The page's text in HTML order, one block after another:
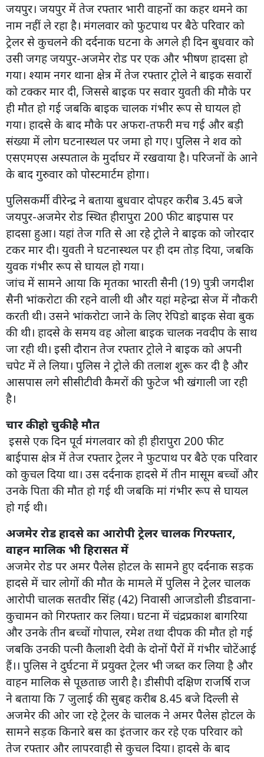
जयपुर। जयपुर में तेज रफ्तार भारी वाहनों का कहर थमने का
नाम नहीं ले रहा है। मंगलवार को फुटपाथ पर बैठे परिवार को
ट्रेलर से कुचलने की दर्दनाक घटना के अगले ही दिन बुधवार को
उसी जगह जयपुर-अजमेर रोड पर एक और भीषण हादसा हो
गया। श्याम नगर थाना क्षेत्र में तेज रफ्तार ट्रोले ने बाइक सवारों
को टक्कर मार दी, जिससे बाइक पर सवार युवती की मौके पर
ही मौत हो गई जबकि बाइक चालक गंभीर रूप से घायल हो
गया। हादसे के बाद मौके पर अफरा-तफरी मच गई और बड़ी
संख्या में लोग घटनास्थल पर जमा हो गए। पुलिस ने शव को
एसएमएस अस्पताल के मुर्दाघर में रखवाया है। परिजनों के आने
के बाद गुरुवार को पोस्टमार्टम होगा।
पुलिसकर्मी वीरेन्द्र ने बताया बुधवार दोपहर करीब 3.45 बजे
जयपुर-अजमेर रोड स्थित हीरापुरा 200 फीट बाइपास पर
हादसा हुआ। यहां तेज गति से आ रहे ट्रोले ने बाइक को जोरदार
टकर मार दी। युवती ने घटनास्थल पर ही दम तोड़ दिया, जबकि
युवक गंभीर रूप से घायल हो गया।
जांच में सामने आया कि मृतका भारती सैनी (19) पुत्री जगदीश
सैनी भांकरोटा की रहने वाली थी और यहां महेन्द्रा सेज में नौकरी
करती थी। उसने भांकरोटा जाने के लिए रेपिडो बाइक सेवा बुक
की थी। हादसे के समय वह ओला बाइक चालक नवदीप के साथ
जा रही थी। इसी दौरान तेज रफ्तार ट्रोले ने बाइक को अपनी
चपेट में ले लिया। पुलिस ने ट्रोले की तलाश शुरू कर दी है और
आसपास लगे सीसीटीवी कैमरों की फुटेज भी खंगाली जा रही
है।
चार की हो चुकी है मौत
इससे एक दिन पूर्व मंगलवार को ही हीरापुरा 200 फीट
बाईपास क्षेत्र में तेज रफ्तार ट्रेलर ने फुटपाथ पर बैठे एक परिवार
को कुचल दिया था। उस दर्दनाक हादसे में तीन मासूम बच्चों और
उनके पिता की मौत हो गई थी जबकि मां गंभीर रूप से घायल
हो गई थी।
अजमेर रोड हादसे का आरोपी ट्रेलर चालक गिरफ्तार,
वाहन मालिक भी हिरासत में
अजमेर रोड पर अमर पैलेस होटल के सामने हुए दर्दनाक सड़क
हादसे में चार लोगों की मौत के मामले में पुलिस ने ट्रेलर चालक
आरोपी चालक सतवीर सिंह (42) निवासी आजडोली डीडवाना-
कुचामन को गिरफ्तार कर लिया। घटना में चंद्रप्रकाश बागरिया
और उनके तीन बच्चों गोपाल, रमेश तथा दीपक की मौत हो गई
जबकि उनकी पत्नी कैलाशी देवी के दोनों पैरों में गंभीर चोटेंआई
हैं।। पुलिस ने दुर्घटना में प्रयुक्त ट्रेलर भी जब्त कर लिया है और
वाहन मालिक से पूछताछ जारी है। डीसीपी दक्षिण राजर्षि राज
ने बताया कि 7 जुलाई की सुबह करीब 8.45 बजे दिल्ली से
अजमेर की ओर जा रहे ट्रेलर के चालक ने अमर पैलेस होटल के
सामने सड़क किनारे बस का इंतजार कर रहे एक परिवार को
तेज रफ्तार और लापरवाही से कुचल दिया। हादसे के बाद